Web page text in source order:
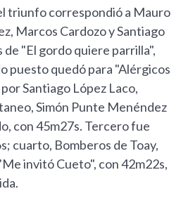
triunfo correspondió a Mauro
Marcos Cardozo y Santiago
"El gordo quiere parrilla",
puesto quedó para "Alérgicos
Santiago López Laco,
Simón Punte Menéndez
con 45m27s. Tercero fue
cuarto, Bomberos de Toay,
invitó Cueto", con 42m22s,